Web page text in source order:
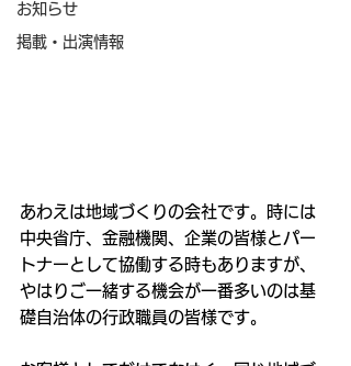
お知らせ
掲載・出演情報
あわえは地域づくりの会社です。時には
中央省庁、金融機関、企業の皆様とパー
トナーとして協働する時もありますが、
やはりご一緒する機会が一番多いのは基
礎自治体の行政職員の皆様です。